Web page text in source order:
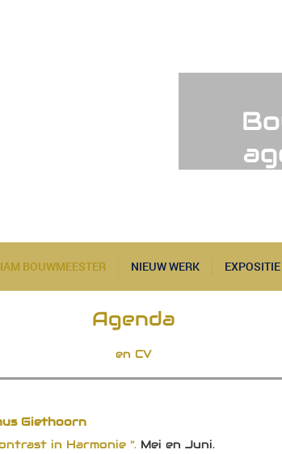
BOUWMEESTER NIEUW WERK EXPOSITIE
Agenda
en CV
Giethoorn
in Harmonie ”. Mei en Juni.